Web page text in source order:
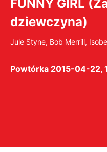
FUNNY GIRL
dziewczyna)
Jule Styne, Bob Merrill,
Powtórka 2015-04-22,